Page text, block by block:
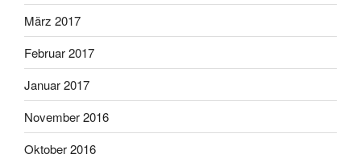
März 2017
Februar 2017
Januar 2017
November 2016
Oktober 2016